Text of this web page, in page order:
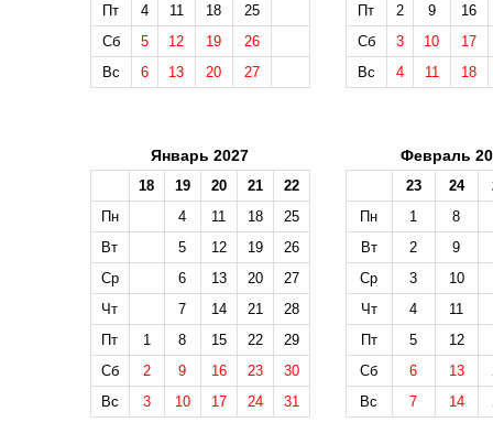
Пт
4 11 18
25
Сб
5 12 19
26
Вс
6 13 20 27
Пт
2 9
16
Сб
3 10
17
Вс
4 11 18
Январь 2027
18 19 20 21
22
Пн
4 11 18
25
Вт
5 12 19
26
Ср
6 13 20
27
Чт
7 14 21
28
Пт
1 8 15 22
29
Сб
2 9 16 23
30
Вс
3 10 17 24 31
Февраль
23 24
Пн
1 8
Вт
2 9
Ср
3 10
Чт
4 11
Пт
5 12
Сб
6 13
Вс
7 14